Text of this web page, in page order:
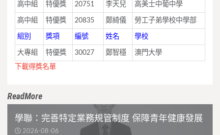
高中組 特優獎 20751 李天兒 高美士中葡中學
高中組 特優獎 20835 鄭綺儀 勞工子弟學校中學部
組別 獎項 編號 姓名 學校
大專組 特優獎 30027 鄭智穩
澳門大學
下載得獎名單
ReadMore
學聯：完善特定業務規管制度 保障青年健康發展
2026-08-06